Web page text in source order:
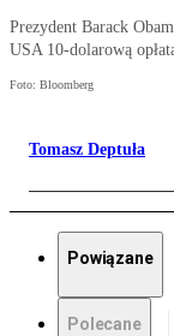
Prezydent Barack
USA 10-dolarową
Foto: Bloomberg
Tomasz Deptuła
Powiązane
Polecane